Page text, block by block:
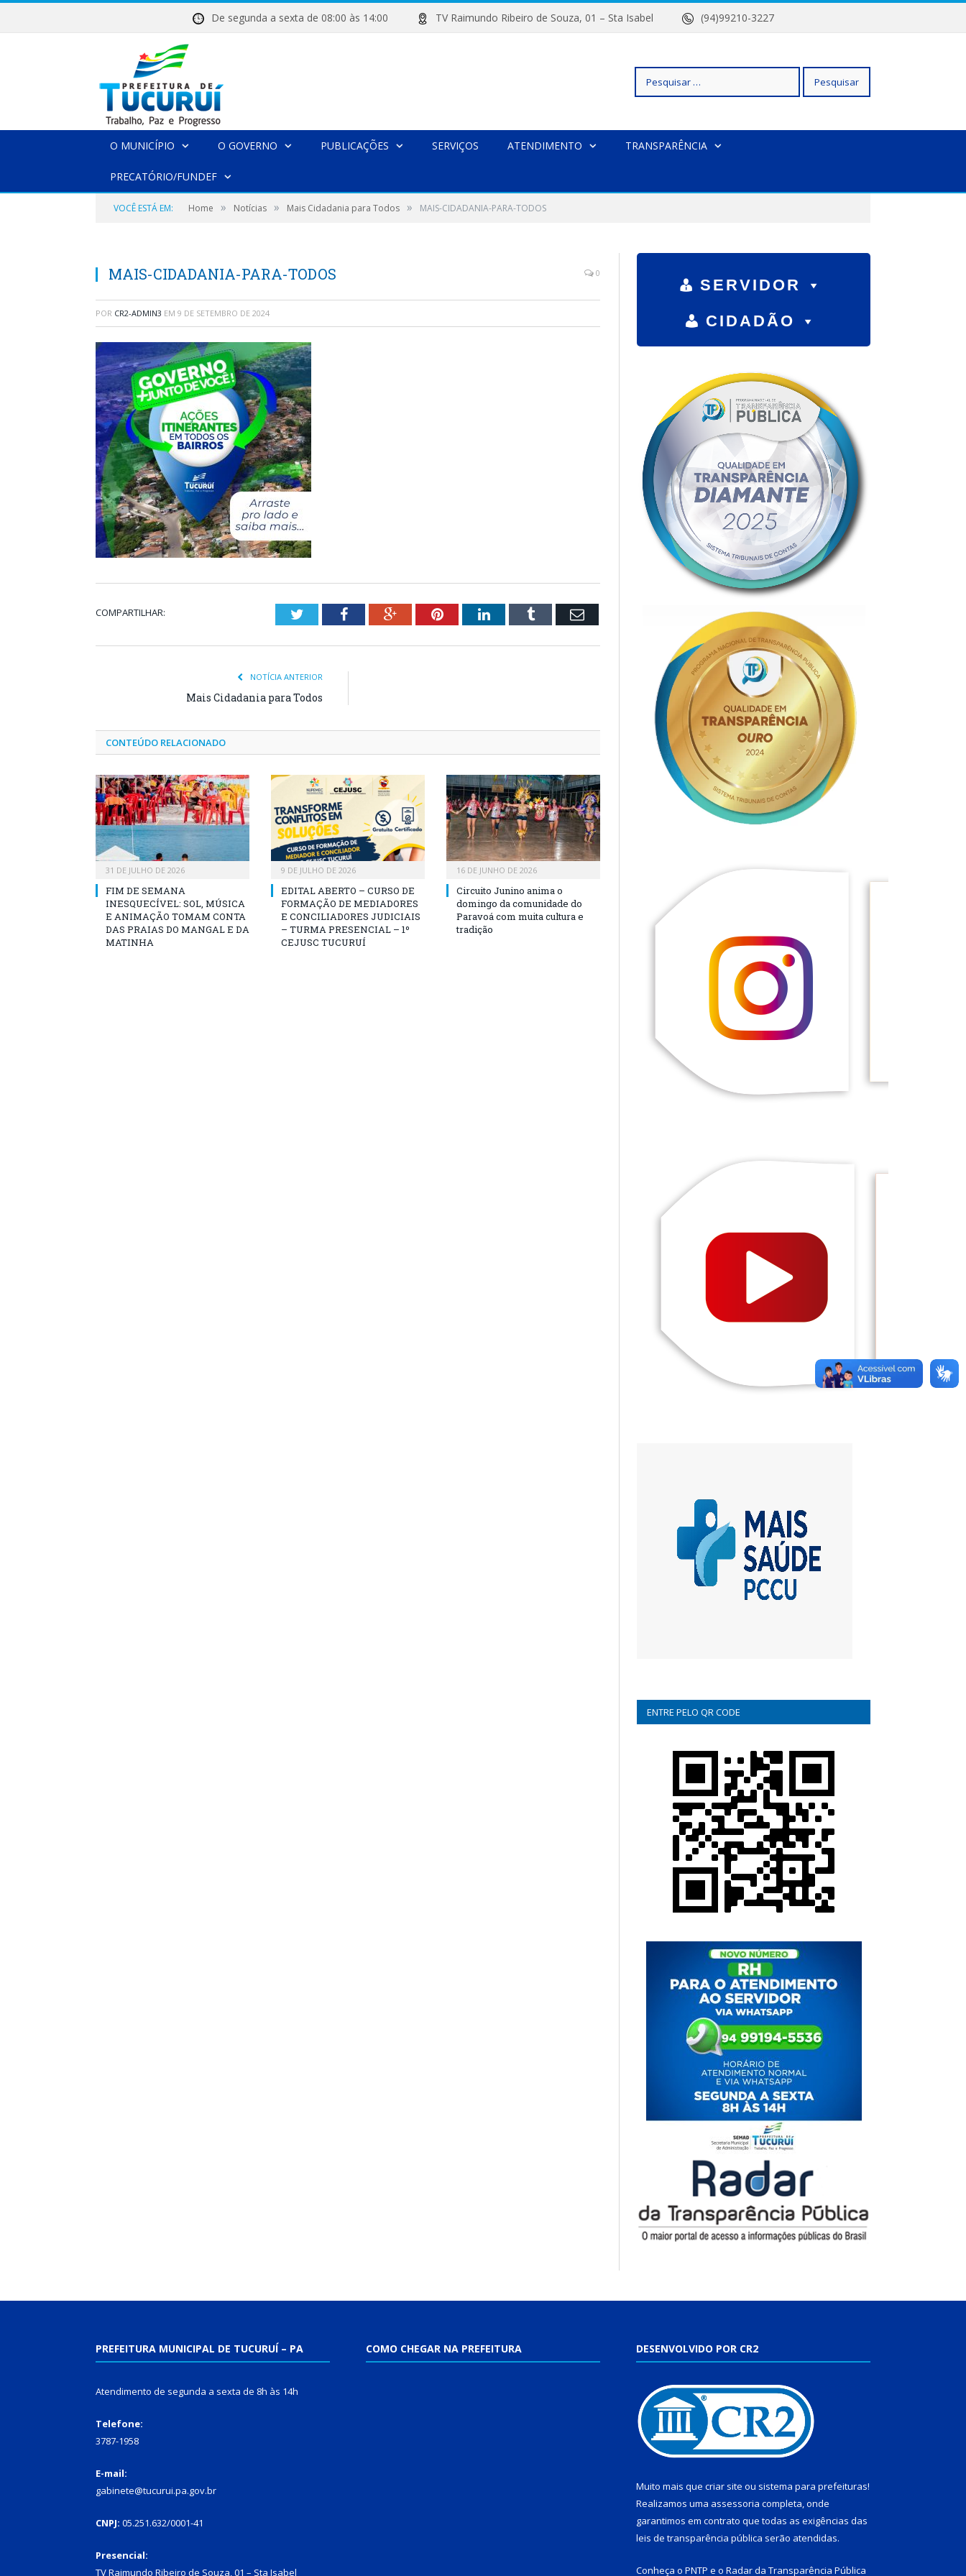
De segunda a sexta de 08:00 às 14:00 TV Raimundo Ribeiro de Souza, 01 – Sta Isabel (94)99210-3227
Pesquisar
O MUNICÍPIO O GOVERNO PUBLICAÇÕES SERVIÇOS ATENDIMENTO TRANSPARÊNCIA
PRECATÓRIO/FUNDEF
VOCÊ ESTÁ EM: Home » Notícias » Mais Cidadania para Todos » MAIS-CIDADANIA-PARA-TODOS
MAIS-CIDADANIA-PARA-TODOS 0
POR CR2-ADMIN3 EM 9 DE SETEMBRO DE 2024
COMPARTILHAR: TwitterFacebookGoogle+PinterestLinkedInTumblr Email
NOTÍCIA ANTERIOR
Mais Cidadania para Todos
CONTEÚDO RELACIONADO
31 DE JULHO DE 2026
FIM DE SEMANA
INESQUECÍVEL: SOL, MÚSICA
E ANIMAÇÃO TOMAM CONTA
DAS PRAIAS DO MANGAL E DA
MATINHA
9 DE JULHO DE 2026
EDITAL ABERTO – CURSO DE
FORMAÇÃO DE MEDIADORES
E CONCILIADORES JUDICIAIS
– TURMA PRESENCIAL – 1º
CEJUSC TUCURUÍ
16 DE JUNHO DE 2026
Circuito Junino anima o
domingo da comunidade do
Paravoá com muita cultura e
tradição
SERVIDOR
CIDADÃO
ENTRE PELO QR CODE
PREFEITURA MUNICIPAL DE TUCURUÍ – PA
Atendimento de segunda a sexta de 8h às 14h
Telefone:
3787-1958
E-mail:
gabinete@tucurui.pa.gov.br
CNPJ: 05.251.632/0001-41
Presencial:
TV Raimundo Ribeiro de Souza, 01 – Sta Isabel
COMO CHEGAR NA PREFEITURA DESENVOLVIDO POR CR2
Muito mais que criar site ou sistema para prefeituras!
Realizamos uma assessoria completa, onde
garantimos em contrato que todas as exigências das
leis de transparência pública serão atendidas.
Conheça o PNTP e o Radar da Transparência Pública